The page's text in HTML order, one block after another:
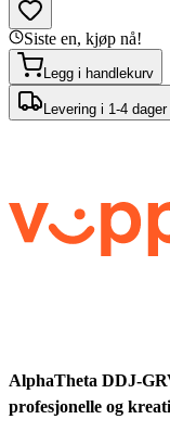
Siste en, kjøp nå!
Legg i handlekurv
Levering i 1-4 dager
AlphaTheta DDJ-
profesjonelle og